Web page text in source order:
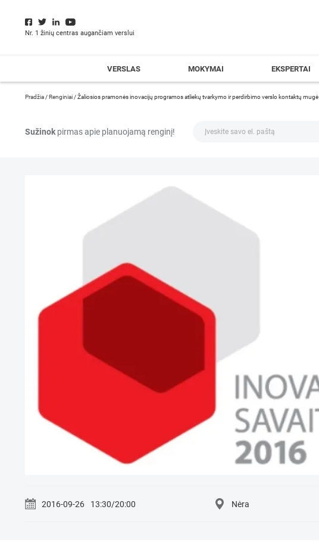
Nr. 1 žinių centras augančiam verslui
VERSLAS MOKYMAI EKSPERTAI
Pradžia /Renginiai /Žaliosios pramonės inovacijų programos atliekų tvarkymo ir perdirbimo verslo kontaktų mugė
Sužinok pirmas apie planuojamą renginį!
2016-09-26 13:30/20:00 Nėra